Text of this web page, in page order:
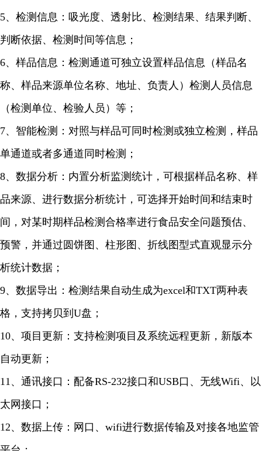
5、检测信息：吸光度、透射比、检测结果、结果判断、
判断依据、检测时间等信息；
6、样品信息：检测通道可独立设置样品信息（样品名
称、样品来源单位名称、地址、负责人）检测人员信息
（检测单位、检验人员）等；
7、智能检测：对照与样品可同时检测或独立检测，样品
单通道或者多通道同时检测；
8、数据分析：内置分析监测统计，可根据样品名称、样
品来源、进行数据分析统计，可选择开始时间和结束时
间，对某时期样品检测合格率进行食品安全问题预估、
预警，并通过圆饼图、柱形图、折线图型式直观显示分
析统计数据；
9、数据导出：检测结果自动生成为excel和TXT两种表
格，支持拷贝到U盘；
10、项目更新：支持检测项目及系统远程更新，新版本
自动更新；
11、通讯接口：配备RS-232接口和USB口、无线Wifi、以
太网接口；
12、数据上传：网口、wifi进行数据传输及对接各地监管